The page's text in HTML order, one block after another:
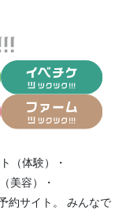
……美濃で、見
た！
ざいます！
順二個展「藁と
教室のお知らせ
（体験）
・
美容）
・
約サイト。
みんなで